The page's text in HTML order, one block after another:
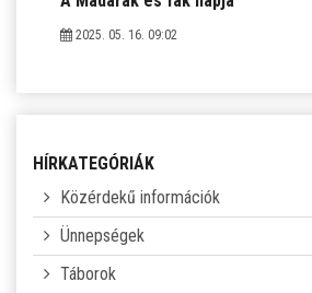
HÍRKATEGÓRIÁK
Közérdekű információk
Ünnepségek
Táborok
2025. 05. 16. 09:02